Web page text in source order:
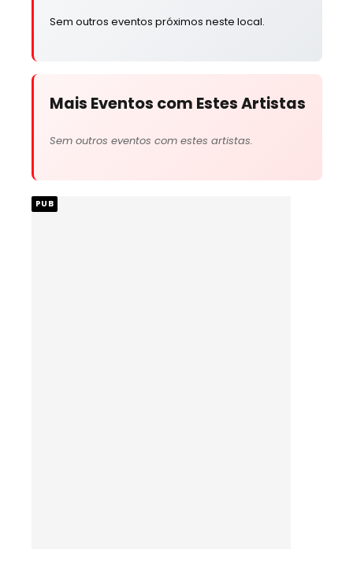
Sem outros eventos próximos neste local.
Mais Eventos com Estes Artistas
Sem outros eventos com estes artistas.
PUB